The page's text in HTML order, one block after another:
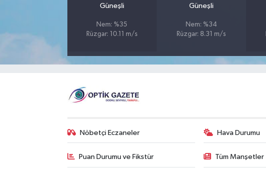
Güneşli
Nem: %35
Rüzgar: 10.11 m/s
Güneşli
Nem: %34
Rüzgar: 8.31 m/s
Nöbetçi Eczaneler Hava Durumu
Puan Durumu ve Fikstür Tüm Manşetler